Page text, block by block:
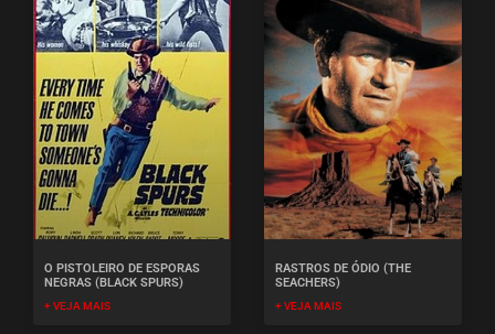
O PISTOLEIRO DE ESPORAS
NEGRAS (BLACK SPURS)
+ VEJA MAIS
RASTROS DE ÓDIO (THE
SEACHERS)
+ VEJA MAIS